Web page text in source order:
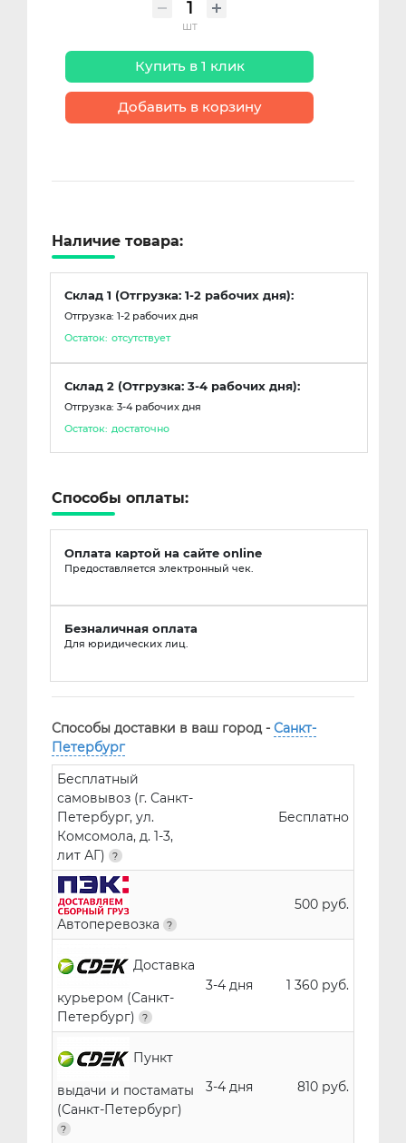
шт
Купить в 1 клик
Добавить в корзину
Наличие товара:
Склад 1 (Отгрузка: 1-2 рабочих дня):
Отгрузка: 1-2 рабочих дня
Остаток: отсутствует
Склад 2 (Отгрузка: 3-4 рабочих дня):
Отгрузка: 3-4 рабочих дня
Остаток: достаточно
Способы оплаты:
Оплата картой на сайте online
Предоставляется электронный чек.
Безналичная оплата
Для юридических лиц.
Способы доставки в ваш город - Санкт-
Петербург
Бесплатный
самовывоз (г. Санкт-
Петербург, ул.
Комсомола, д. 1-3,
лит АГ)
Бесплатно
Автоперевозка
500 руб.
Доставка
курьером (Санкт-
Петербург)
3-4 дня 1 360 руб.
Пункт
выдачи и постаматы
(Санкт-Петербург)
3-4 дня 810 руб.